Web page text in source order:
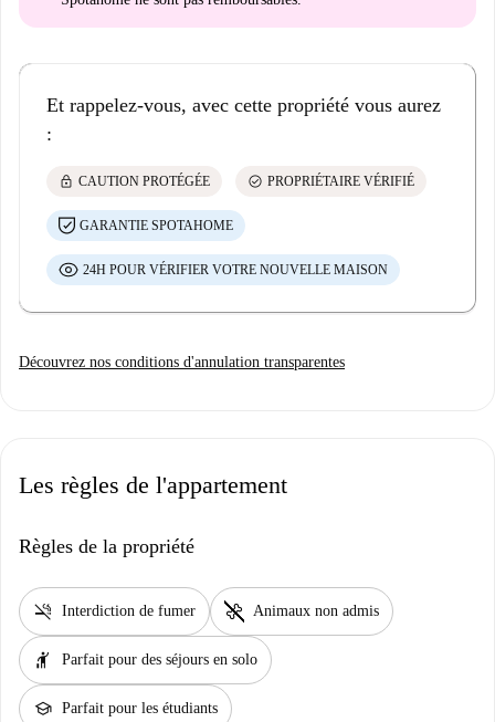
Et rappelez-vous, avec cette propriété vous aurez
:
lock CAUTION PROTÉGÉE check_circle PROPRIÉTAIRE VÉRIFIÉ
GARANTIE SPOTAHOME
24H POUR VÉRIFIER VOTRE NOUVELLE MAISON
Découvrez nos conditions d'annulation transparentes
Les règles de l'appartement
Règles de la propriété
smoke_free Interdiction de fumer pet_supplies Animaux non admis
hail Parfait pour des séjours en solo
school Parfait pour les étudiants